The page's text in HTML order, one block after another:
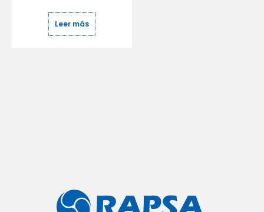
Leer más